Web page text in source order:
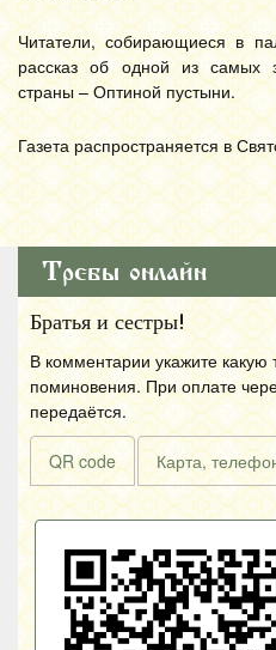
Читатели, собирающиеся в
рассказ об одной из самых
страны – Оптиной пустыни.
Газета распространяется в
Требы онлайн
Братья и сестры!
В комментарии укажите
поминовения. При оплате
передаётся.
QR code Карта,